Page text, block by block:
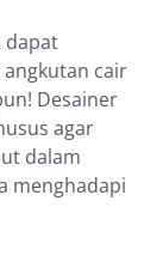
dapat
cair
Desainer
agar
dalam
menghadapi